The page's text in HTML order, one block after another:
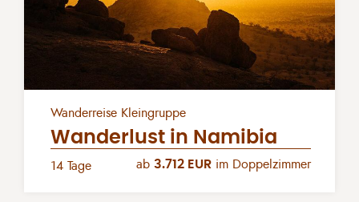
Wanderreise Kleingruppe
Wanderlust in Namibia
14 Tage ab 3.712 EUR im Doppelzimmer